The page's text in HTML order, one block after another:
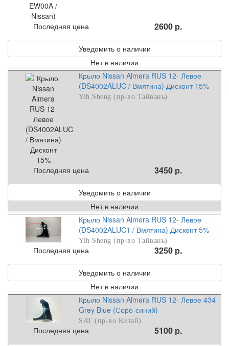
Последняя цена 2600 р.
Уведомить о наличии
Нет в наличии
Крыло Nissan Almera RUS 12- Левое
(DS4002ALUC / Вмятина) Дисконт 15%
Yih Sheng (пр-во Тайвань)
Последняя цена 3450 р.
Уведомить о наличии
Нет в наличии
Крыло Nissan Almera RUS 12- Левое
(DS4002ALUC1 / Вмятина) Дисконт 5%
Yih Sheng (пр-во Тайвань)
Последняя цена 3250 р.
Уведомить о наличии
Нет в наличии
Крыло Nissan Almera RUS 12- Левое 434
Grey Blue (Серо-синий)
SAT (пр-во Китай)
Последняя цена 5100 р.